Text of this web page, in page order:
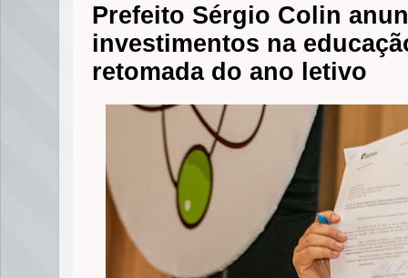
Prefeito Sérgio Colin
investimentos na
retomada do ano letivo